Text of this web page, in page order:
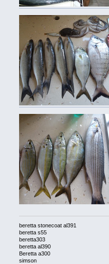
beretta stonecoat al391
beretta s55
beretta303
beretta al390
Beretta a300
simson